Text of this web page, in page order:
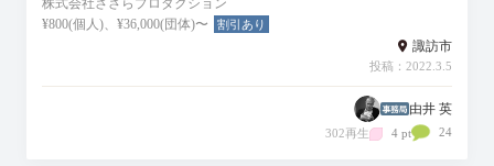
株式会社ささらプロダクション
¥800(個人)、¥36,000(団体)〜
割引あり
諏訪市
投稿：2022.3.5
由井 英
302再生 4 pt 24